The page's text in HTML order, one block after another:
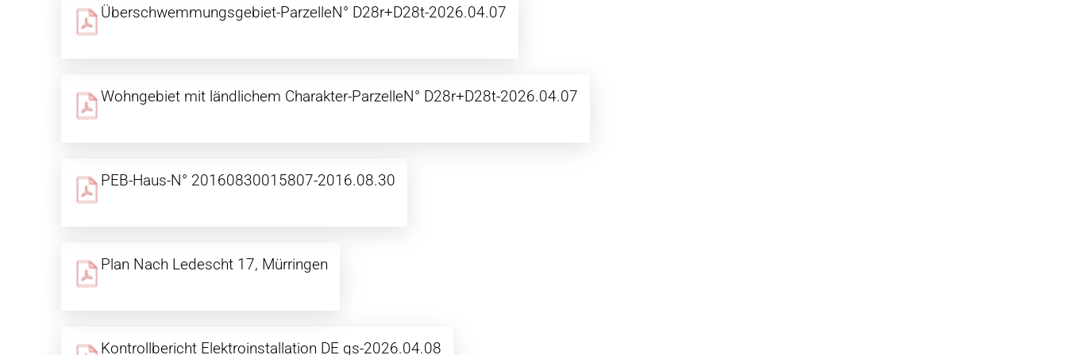
Überschwemmungsgebiet-ParzelleN° D28r+D28t-2026.04.07
Wohngebiet mit ländlichem Charakter-ParzelleN° D28r+D28t-2026.04.07
PEB-Haus-N° 20160830015807-2016.08.30
Plan Nach Ledescht 17, Mürringen
Kontrollbericht Elektroinstallation DE gs-2026.04.08